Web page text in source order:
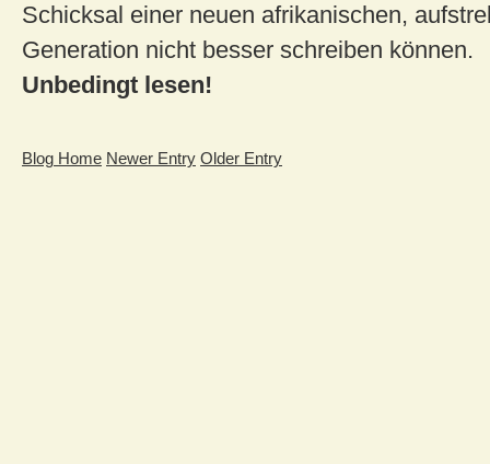
Schicksal einer neuen afrikanischen,
Generation nicht besser schreiben können.
Unbedingt lesen!
Blog Home Newer Entry Older Entry